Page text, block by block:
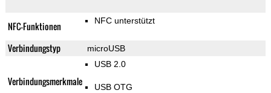
NFC-Funktionen NFC unterstützt
Verbindungstyp microUSB
Verbindungsmerkmale
USB 2.0
USB OTG